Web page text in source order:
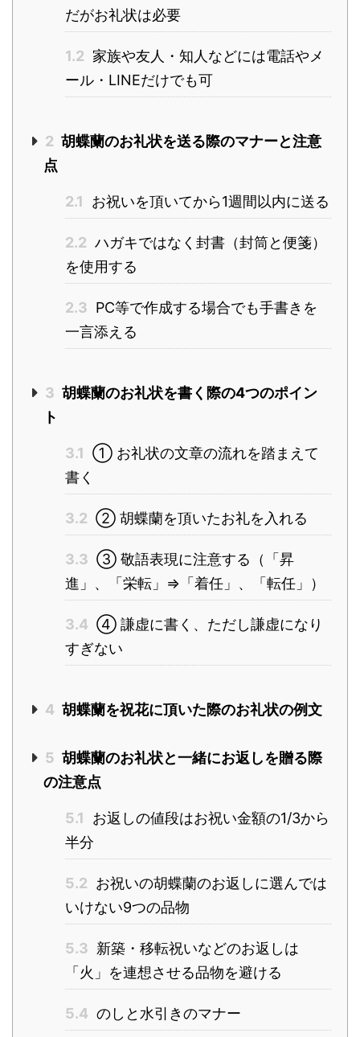
だがお礼状は必要
1.2 家族や友人・知人などには電話やメ
ール・LINEだけでも可
2 胡蝶蘭のお礼状を送る際のマナーと注意
点
2.1 お祝いを頂いてから1週間以内に送る
2.2 ハガキではなく封書（封筒と便箋）
を使用する
2.3 PC等で作成する場合でも手書きを
一言添える
3 胡蝶蘭のお礼状を書く際の4つのポイン
ト
3.1 ① お礼状の文章の流れを踏まえて
書く
3.2 ② 胡蝶蘭を頂いたお礼を入れる
3.3 ③ 敬語表現に注意する（「昇
進」、「栄転」⇒「着任」、「転任」）
3.4 ④ 謙虚に書く、ただし謙虚になり
すぎない
4 胡蝶蘭を祝花に頂いた際のお礼状の例文
5 胡蝶蘭のお礼状と一緒にお返しを贈る際
の注意点
5.1
お返しの値段はお祝い金額の1/3から
半分
5.2 お祝いの胡蝶蘭のお返しに選んでは
いけない9つの品物
5.3 新築・移転祝いなどのお返しは
「火」を連想させる品物を避ける
5.4 のしと水引きのマナー